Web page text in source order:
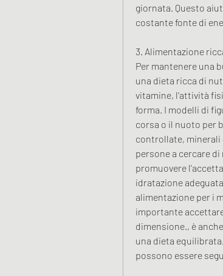
giornata. Questo
costante fonte di
3. Alimentazione
Per mantenere una
una dieta ricca di
vitamine, l'attività
forma. I modelli di
corsa o il nuoto per
controllate, minerali
persone a cercare
promuovere
idratazione
alimentazione per i
importante
dimensione., è
una dieta
possono essere